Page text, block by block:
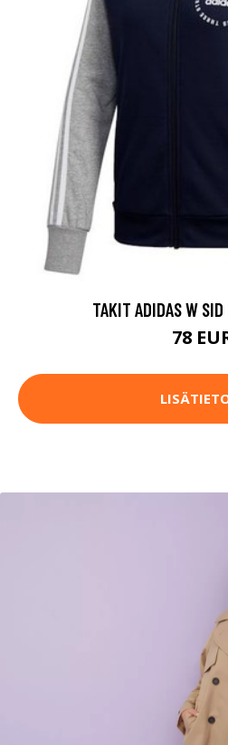
TAKIT ADIDAS W SID
78